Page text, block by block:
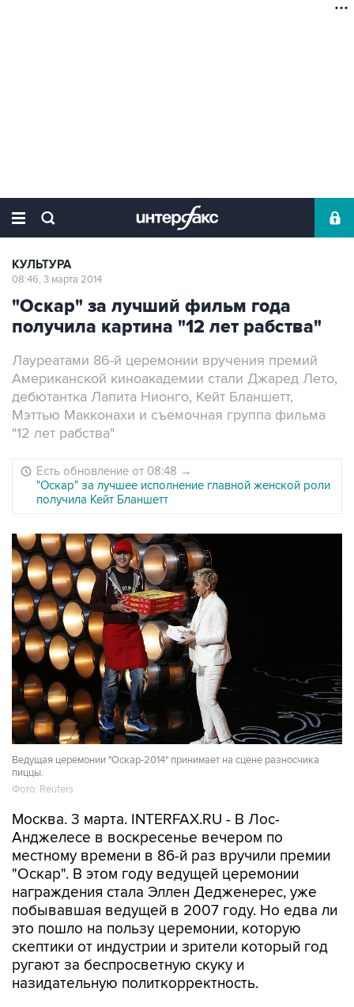
КУЛЬТУРА
08:46, 3 марта 2014
"Оскар" за лучший фильм года
получила картина "12 лет рабства"
Лауреатами 86-й церемонии вручения премий
Американской киноакадемии стали Джаред Лето,
дебютантка Лапита Нионго, Кейт Бланшетт,
Мэттью Макконахи и съемочная группа фильма
"12 лет рабства"
Есть обновление от 08:48 →
"Оскар" за лучшее исполнение главной женской роли
получила Кейт Бланшетт
Ведущая церемонии "Оскар-2014" принимает на сцене разносчика
пиццы.
Фото: Reuters
Москва. 3 марта. INTERFAX.RU - В Лос-
Анджелесе в воскресенье вечером по
местному времени в 86-й раз вручили премии
"Оскар". В этом году ведущей церемонии
награждения стала Эллен Дедженерес, уже
побывавшая ведущей в 2007 году. Но едва ли
это пошло на пользу церемонии, которую
скептики от индустрии и зрители который год
ругают за беспросветную скуку и
назидательную политкорректность.